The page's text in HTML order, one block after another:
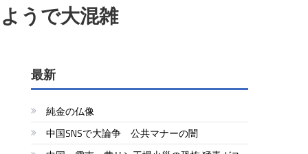
うで大混雑
最新
純金の仏像
中国SNSで大論争 公共マナーの闇